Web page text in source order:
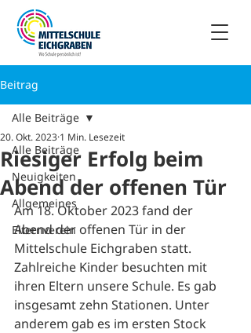
Beitrag
Alle Beiträge
Neuigkeiten
Allgemeines
Elternverein
Alle Beiträge
Riesiger Erfolg beim
Abend der offenen Tür
20. Okt. 2023 1 Min. Lesezeit
Am 18. Oktober 2023 fand der
Abend der offenen Tür in der
Mittelschule Eichgraben statt.
Zahlreiche Kinder besuchten mit
ihren Eltern unsere Schule. Es gab
insgesamt zehn Stationen. Unter
anderem gab es im ersten Stock